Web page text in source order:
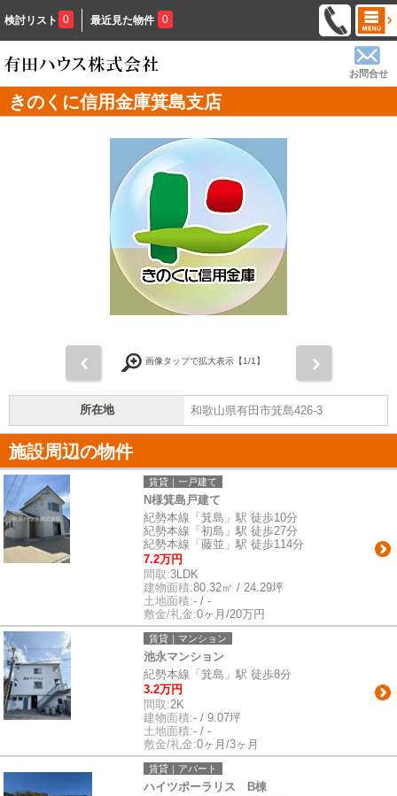
検討リスト 0 最近見た物件 0
お問合せ
きのくに信用金庫箕島支店
画像タップで拡大表示【1/1】
所在地 和歌山県有田市箕島426-3
施設周辺の物件
賃貸｜一戸建て
N様箕島戸建て
紀勢本線「箕島」駅 徒歩10分
紀勢本線「初島」駅 徒歩27分
紀勢本線「藤並」駅 徒歩114分
7.2万円
間取:3LDK
建物面積:80.32㎡ / 24.29坪
土地面積:- / -
敷金/礼金:0ヶ月/20万円
賃貸｜マンション
池永マンション
紀勢本線「箕島」駅 徒歩8分
3.2万円
間取:2K
建物面積:- / 9.07坪
土地面積:- / -
敷金/礼金:0ヶ月/3ヶ月
賃貸｜アパート
ハイツポーラリス B棟